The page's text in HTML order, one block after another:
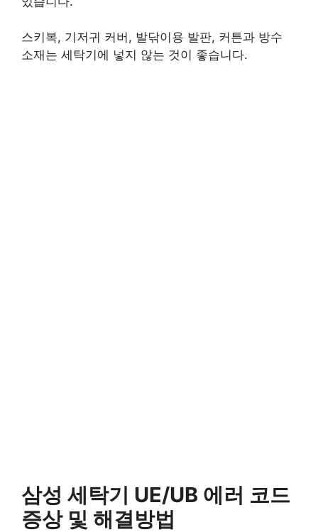
스키복, 기저귀 커버, 발닦이용 발판, 커튼과 방수
소재는 세탁기에 넣지 않는 것이 좋습니다.
삼성 세탁기 UE/UB 에러 코드
증상 및 해결방법